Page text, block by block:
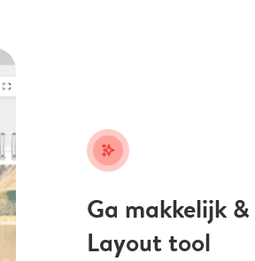
stars_plus
Ga makkelijk
Layout tool